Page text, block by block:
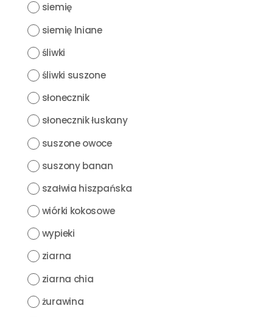
siemię
siemię lniane
śliwki
śliwki suszone
słonecznik
słonecznik łuskany
suszone owoce
suszony banan
szałwia hiszpańska
wiórki kokosowe
wypieki
ziarna
ziarna chia
żurawina